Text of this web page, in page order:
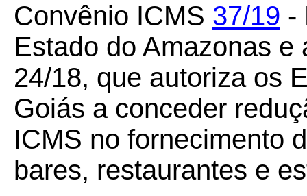
Convênio ICMS 37/19 -
Estado do Amazonas
24/18, que autoriza os
Goiás a conceder
ICMS no fornecimento
bares, restaurantes e